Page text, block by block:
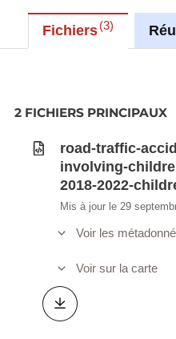
Fichiers 3
2 FICHIERS PRINCIPAUX
road-traffic-
involving-
2018-2022-
Mis à jour le 29
Voir les
Voir sur la carte